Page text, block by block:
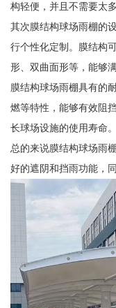
构轻便，并且不需要太
其次膜结构球场雨棚的
行个性化定制。膜结构
形、双曲面形等，能够
膜结构球场雨棚具有的
燃等特性，能够有效阻
长球场设施的使用寿命。
总的来说膜结构球场雨
好的遮阴和挡雨功能，